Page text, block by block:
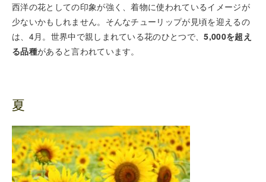
西洋の花としての印象が強く、着物に使われているイメージが
少ないかもしれません。そんなチューリップが見頃を迎えるの
は、4月。世界中で親しまれている花のひとつで、5,000を超え
る品種があると言われています。
夏